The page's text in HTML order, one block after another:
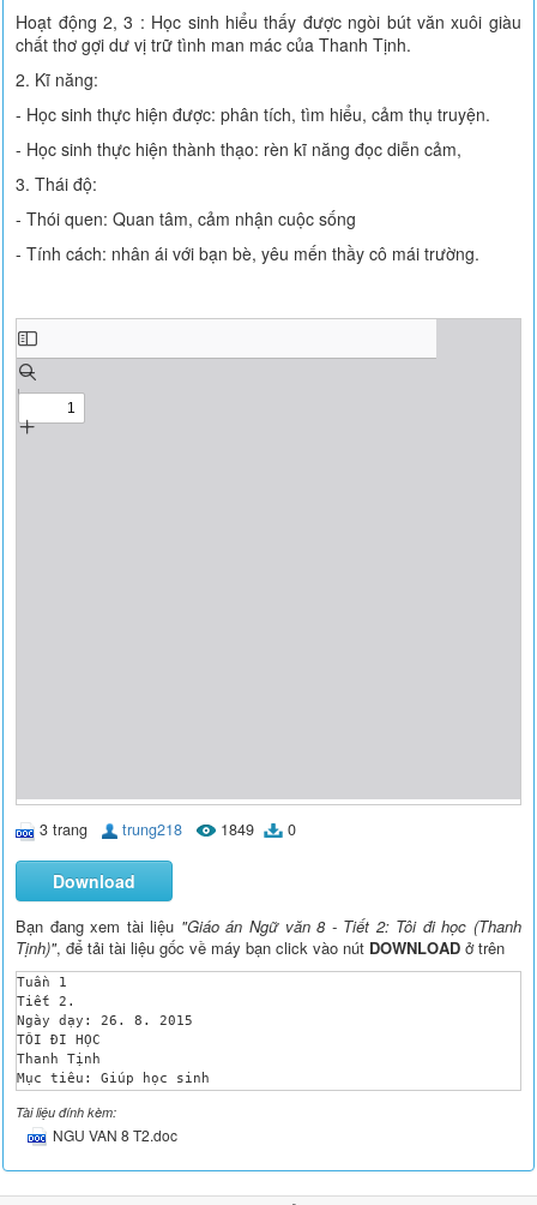
Hoạt động 2, 3 : Học sinh hiểu thấy được ngòi bút văn xuôi giàu
chất thơ gợi dư vị trữ tình man mác của Thanh Tịnh.
2. Kĩ năng:
- Học sinh thực hiện được: phân tích, tìm hiểu, cảm thụ truyện.
- Học sinh thực hiện thành thạo: rèn kĩ năng đọc diễn cảm,
3. Thái độ:
- Thói quen: Quan tâm, cảm nhận cuộc sống
- Tính cách: nhân ái với bạn bè, yêu mến thầy cô mái trường.
3 trang trung218 1849 0
Download
Bạn đang xem tài liệu "Giáo án Ngữ văn 8 - Tiết 2: Tôi đi học (Thanh
Tịnh)", để tải tài liệu gốc về máy bạn click vào nút DOWNLOAD ở trên
Tuần 1
Tiết 2.
Ngày dạy: 26. 8. 2015
TÔI ĐI HỌC
Thanh Tịnh
Mục tiêu: Giúp học sinh
Kiến thức:
Hoạt động 2, 3 : Học sinh biết cảm nhận được tâm trạng hồi
Hoạt động 2, 3 : Học sinh hiểu thấy được ngòi bút văn xuôi
Học sinh thực hiện được: phân tích, tìm hiểu, cảm thụ truyện.
Học sinh thực hiện thành thạo: rèn kĩ năng đọc diễn cảm,
Tài liệu đính kèm:
NGU VAN 8 T2.doc